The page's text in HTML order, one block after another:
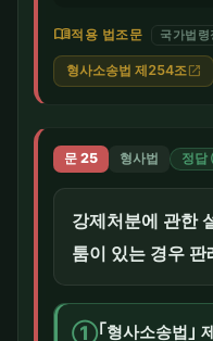
menu_book적용 법조문 국가법령
형사소송법 제254조open_in_new
문 25 형사법 정
강제처분에 관한
툼이 있는 경우 판
①｢형사소송법｣